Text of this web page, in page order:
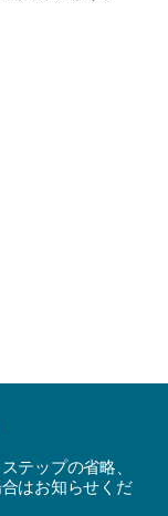
テップの省略、
はお知らせくだ